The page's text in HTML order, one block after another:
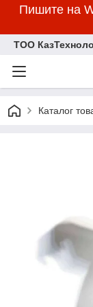
Пишите на
ТОО
Каталог